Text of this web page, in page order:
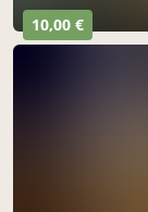
10,00 €